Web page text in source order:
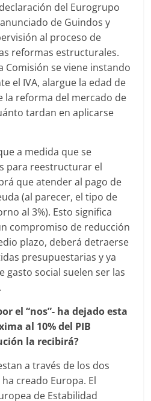
del Eurogrupo
de Guindos y
al proceso de
reformas estructurales.
Comisión se viene instando
el IVA, alargue la edad de
la reforma del mercado de
tardan en aplicarse
a medida que se
para reestructurar el
que atender al pago de
(al parecer, el tipo de
al 3%). Esto significa
compromiso de reducción
plazo, deberá detraerse
presupuestarias y ya
gasto social suelen ser las
el “nos”- ha dejado esta
al 10% del PIB
la recibirá?
a través de los dos
creado Europa. El
de Estabilidad